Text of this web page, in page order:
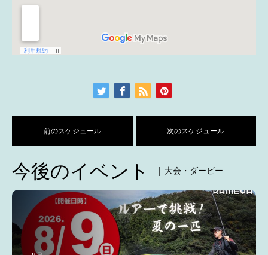
前のスケジュール 次のスケジュール
今後のイベント | 大会・ダービー